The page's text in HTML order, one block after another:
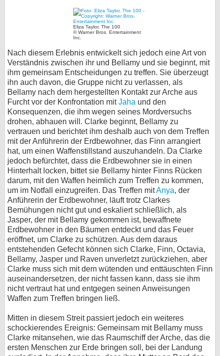
Eliza Taylor, The 100
© Warner Bros. Entertainment
Inc.
Nach diesem Erlebnis entwickelt sich jedoch eine Art von
Verständnis zwischen ihr und Bellamy und sie beginnt, mit
ihm gemeinsam Entscheidungen zu treffen. Sie überzeugt
ihn auch davon, die Gruppe nicht zu verlassen, als
Bellamy nach dem hergestellten Kontakt zur Arche aus
Furcht vor der Konfrontation mitJaha und den
Konsequenzen, die ihm wegen seines Mordversuchs
drohen, abhauen will. Clarke beginnt, Bellamy zu
vertrauen und berichtet ihm deshalb auch von dem Treffen
mit der Anführerin der Erdbewohner, das Finn arrangiert
hat, um einen Waffenstillstand auszuhandeln. Da Clarke
jedoch befürchtet, dass die Erdbewohner sie in einen
Hinterhalt locken, bittet sie Bellamy hinter Finns Rücken
darum, mit den Waffen heimlich zum Treffen zu kommen,
um im Notfall einzugreifen. Das Treffen mitAnya, der
Anführerin der Erdbewohner, läuft trotz Clarkes
Bemühungen nicht gut und eskaliert schließlich, als
Jasper, der mit Bellamy gekommen ist, bewaffnete
Erdbewohner in den Bäumen entdeckt und das Feuer
eröffnet, um Clarke zu schützen. Aus dem daraus
entstehenden Gefecht können sich Clarke, Finn, Octavia,
Bellamy, Jasper und Raven unverletzt zurückziehen, aber
Clarke muss sich mit dem wütenden und enttäuschten Finn
auseinandersetzen, der nicht fassen kann, dass sie ihm
nicht vertraut hat und entgegen seinen Anweisungen
Waffen zum Treffen bringen ließ.
Mitten in diesem Streit passiert jedoch ein weiteres
schockierendes Ereignis: Gemeinsam mit Bellamy muss
Clarke mitansehen, wie das Raumschiff der Arche, das die
ersten Menschen zur Erde bringen soll, bei der Landung